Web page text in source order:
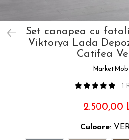
Set canapea cu
Viktorya Lada
Catifea
MarketMob
1
2.500,00
Culoare: